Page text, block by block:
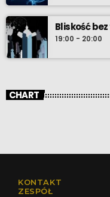
Bliskość
19:00 - 20:00
CHART
KONTAKT
ZESPÓŁ